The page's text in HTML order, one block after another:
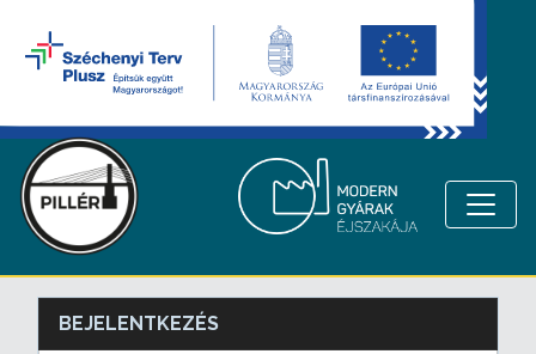
BEJELENTKEZÉS